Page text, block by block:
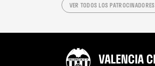
VER TODOS LOS PATROCINADORES